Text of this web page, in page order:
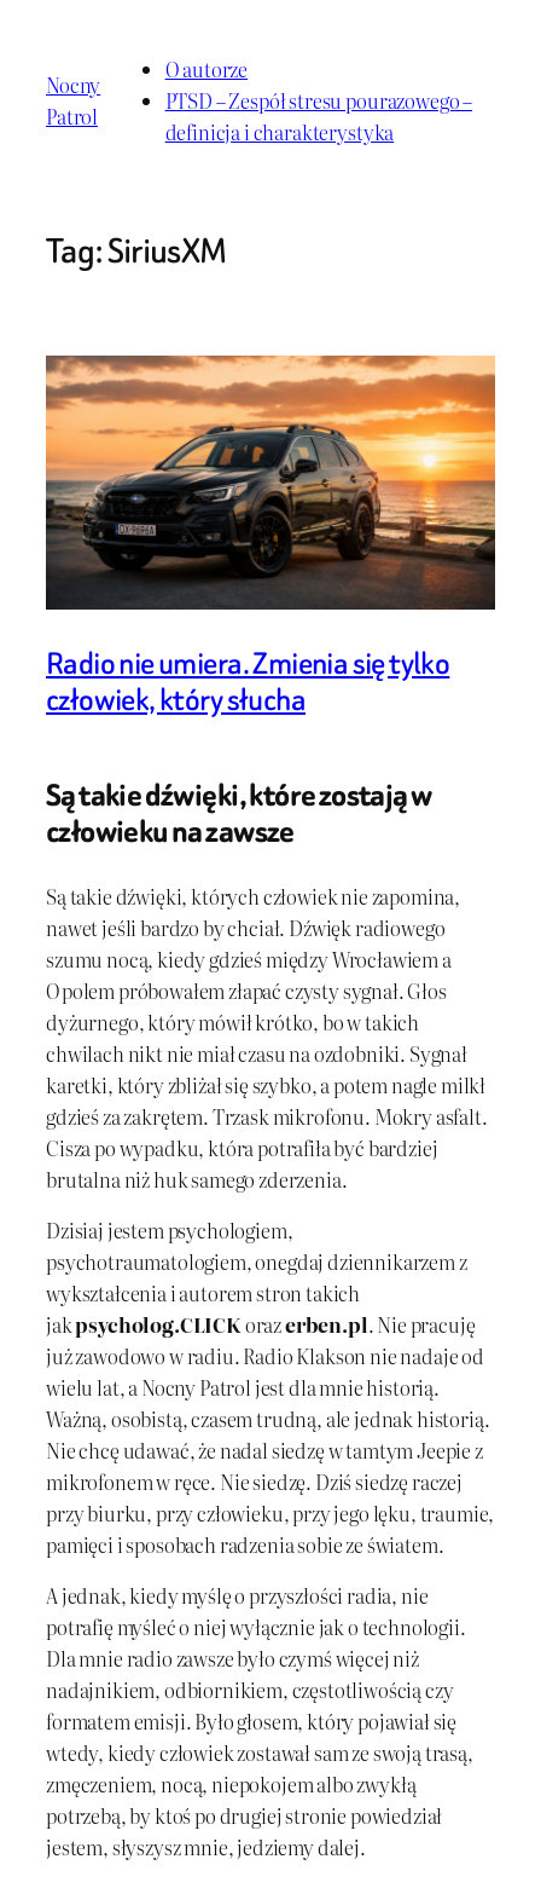
treściNocny
Patrol
O autorze
PTSD – Zespół stresu pourazowego –
definicja i charakterystyka
Tag:SiriusXM
Radio nie umiera. Zmienia się tylko
człowiek, który słucha
Są takie dźwięki, które zostają w
człowieku na zawsze
Są takie dźwięki, których człowiek nie zapomina,
nawet jeśli bardzo by chciał. Dźwięk radiowego
szumu nocą, kiedy gdzieś między Wrocławiem a
Opolem próbowałem złapać czysty sygnał. Głos
dyżurnego, który mówił krótko, bo w takich
chwilach nikt nie miał czasu na ozdobniki. Sygnał
karetki, który zbliżał się szybko, a potem nagle milkł
gdzieś za zakrętem. Trzask mikrofonu. Mokry asfalt.
Cisza po wypadku, która potrafiła być bardziej
brutalna niż huk samego zderzenia.
Dzisiaj jestem psychologiem,
psychotraumatologiem, onegdaj dziennikarzem z
wykształcenia i autorem stron takich
jakpsycholog.CLICKorazerben.pl. Nie pracuję
już zawodowo w radiu. Radio Klakson nie nadaje od
wielu lat, a Nocny Patrol jest dla mnie historią.
Ważną, osobistą, czasem trudną, ale jednak historią.
Nie chcę udawać, że nadal siedzę w tamtym Jeepie z
mikrofonem w ręce. Nie siedzę. Dziś siedzę raczej
przy biurku, przy człowieku, przy jego lęku, traumie,
pamięci i sposobach radzenia sobie ze światem.
A jednak, kiedy myślę o przyszłości radia, nie
potrafię myśleć o niej wyłącznie jak o technologii.
Dla mnie radio zawsze było czymś więcej niż
nadajnikiem, odbiornikiem, częstotliwością czy
formatem emisji. Było głosem, który pojawiał się
wtedy, kiedy człowiek zostawał sam ze swoją trasą,
zmęczeniem, nocą, niepokojem albo zwykłą
potrzebą, by ktoś po drugiej stronie powiedział
jestem, słyszysz mnie, jedziemy dalej.